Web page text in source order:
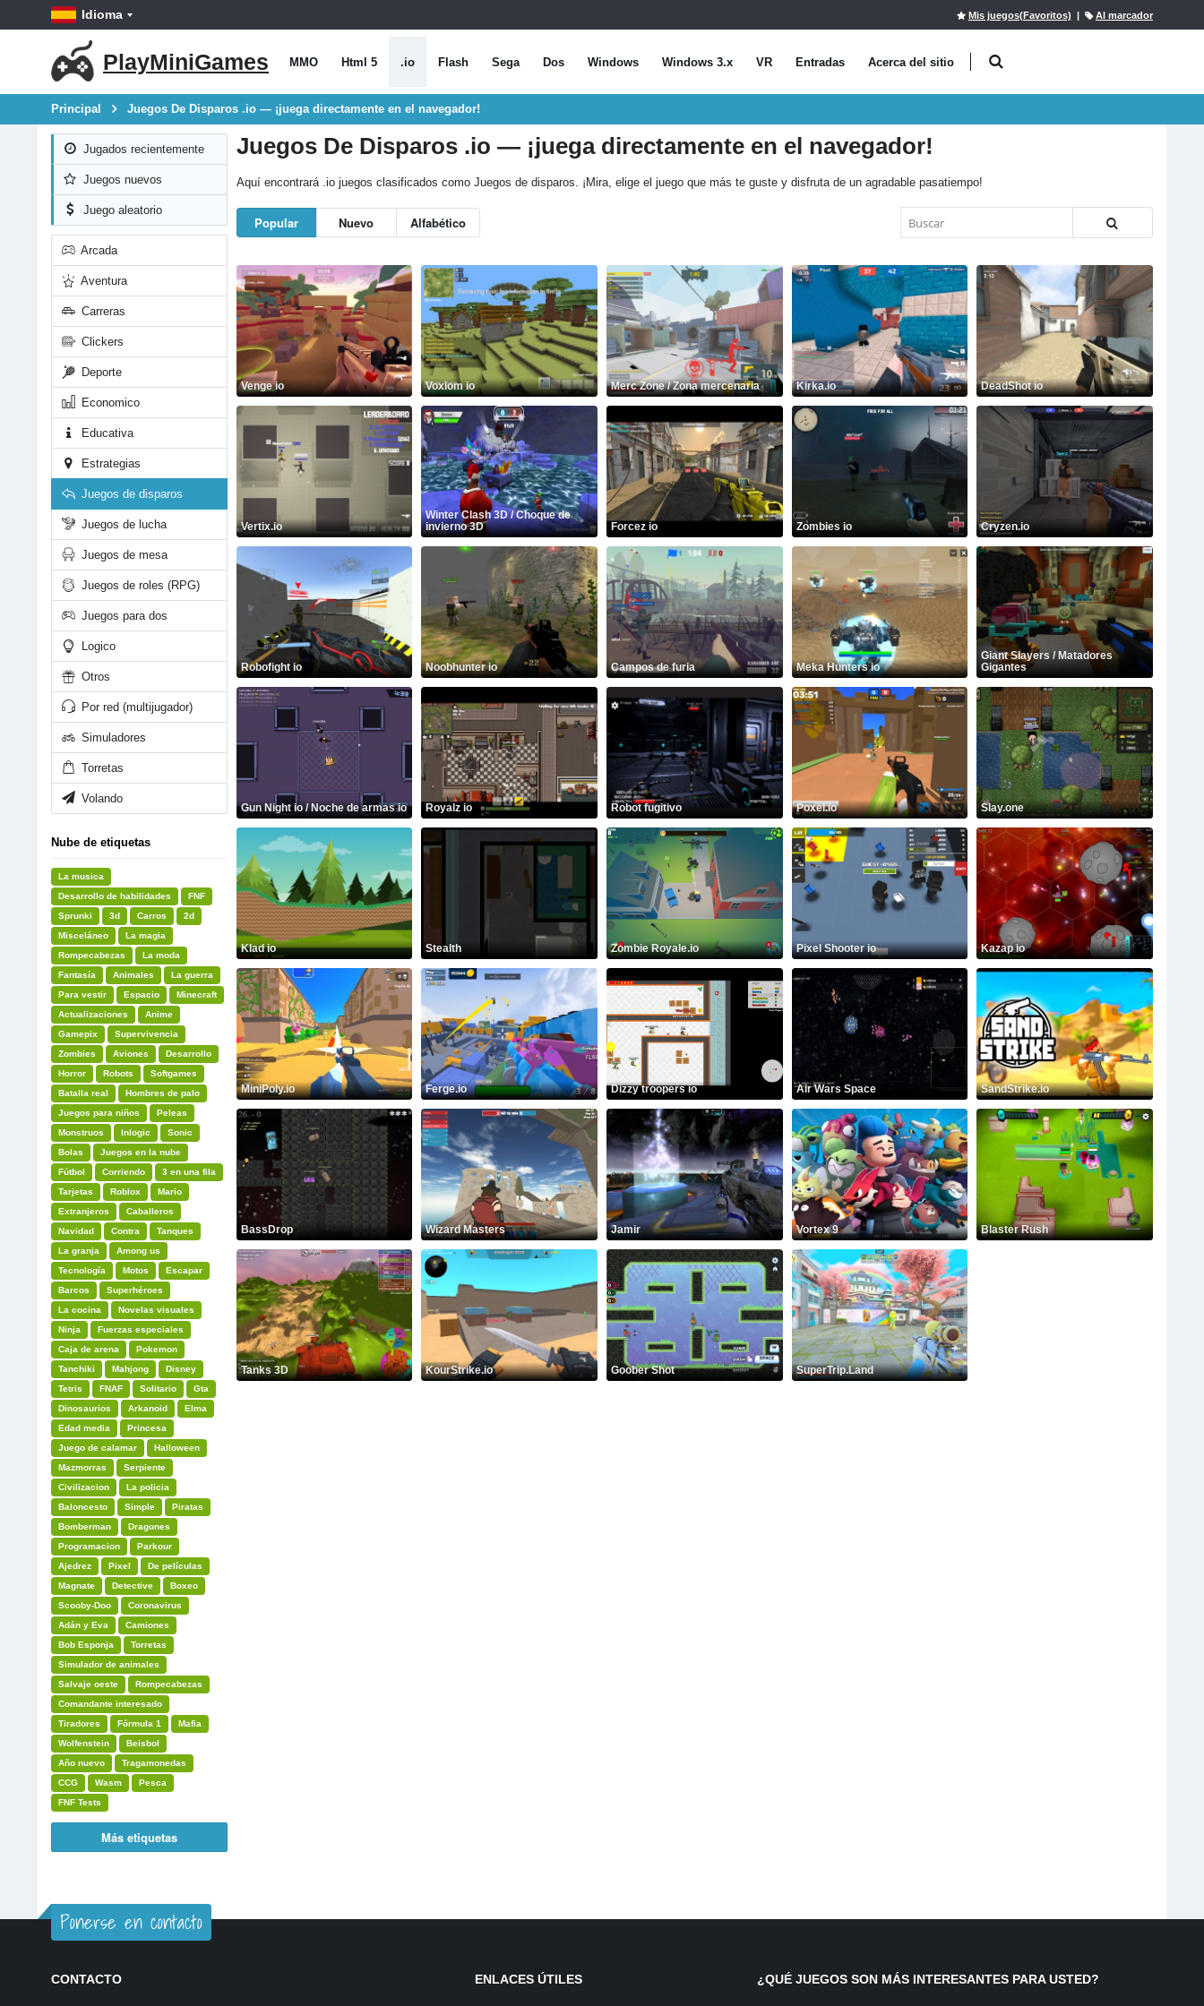
Idioma Mis juegos(Favoritos) | Al marcador
PlayMiniGames MMO Html 5 .io Flash Sega Dos Windows Windows 3.x VR Entradas Acerca del sitio
Principal Juegos De Disparos .io — ¡juega directamente en el navegador!
Jugados recientemente
Juegos nuevos
Juego aleatorio
Arcada
Aventura
Carreras
Clickers
Deporte
Economico
Educativa
Estrategias
Juegos de disparos
Juegos de lucha
Juegos de mesa
Juegos de roles (RPG)
Juegos para dos
Logico
Otros
Por red (multijugador)
Simuladores
Torretas
Volando
Nube de etiquetas
La musica
Desarrollo de habilidades
FNF
Sprunki
3d Carros
2d
Misceláneo
La magia
Rompecabezas
La moda
Fantasía
Animales
La guerra
Para vestir
Espacio
Minecraft
Actualizaciones
Anime
Gamepix
Supervivencia
Zombies
Aviones
Desarrollo
Horror
Robots
Softgames
Batalla real
Hombres de palo
Juegos para niños
Peleas
Monstruos
Inlogic
Sonic
Bolas
Juegos en la nube
Fútbol
Corriendo
3 en una fila
Tarjetas
Roblox
Mario
Extranjeros
Caballeros
Navidad
Contra
Tanques
La granja
Among us
Tecnología
Motos
Escapar
Barcos
Superhéroes
La cocina
Novelas visuales
Ninja
Fuerzas especiales
Caja de arena
Pokemon
Tanchiki
Mahjong
Disney
Tetris
FNAF Solitario
Gta
Dinosaurios
Arkanoid
Elma
Edad media
Princesa
Juego de calamar
Halloween
Mazmorras
Serpiente
Civilizacion
La policia
Baloncesto
Simple
Piratas
Bomberman
Dragones
Programacion
Parkour
Ajedrez
Pixel
De películas
Magnate
Detective
Boxeo
Scooby-Doo
Coronavirus
Adán y Eva
Camiones
Bob Esponja
Torretas
Simulador de animales
Salvaje oeste
Rompecabezas
Comandante interesado
Tiradores
Fórmula 1
Mafia
Wolfenstein
Beisbol
Año nuevo
Tragamonedas
CCG
Wasm
Pesca
FNF Tests
Más etiquetas
Juegos De Disparos .io — ¡juega directamente en el navegador!
Aquí encontrará .io juegos clasificados como Juegos de disparos. ¡Mira, elige el juego que más te guste y disfruta de un agradable pasatiempo!
Popular Nuevo Alfabético
Venge io Voxiom io Merc Zone / Zona mercenaria Kirka.io DeadShot io
Vertix.io
Winter Clash 3D / Choque de
invierno 3D
Forcez io Zombies io Cryzen.io
Robofight io Noobhunter io Campos de furia Meka Hunters io
Giant Slayers / Matadores
Gigantes
Gun Night io / Noche de armas io Royalz io Robot fugitivo Poxel.io Slay.one
Klad io Stealth Zombie Royale.io Pixel Shooter io Kazap io
MiniPoly.io Ferge.io Dizzy troopers io Air Wars Space SandStrike.io
BassDrop Wizard Masters Jamir Vortex 9 Blaster Rush
Tanks 3D KourStrike.io Goober Shot SuperTrip.Land
Ponerse en contacto
CONTACTO ENLACES ÚTILES ¿QUÉ JUEGOS SON MÁS INTERESANTES PARA USTED?